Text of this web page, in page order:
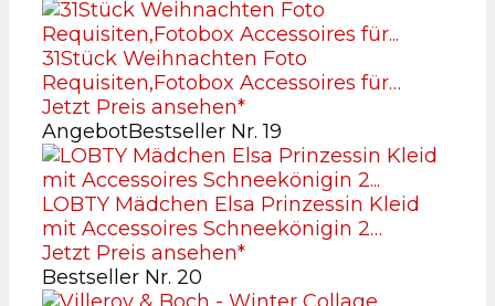
31Stück Weihnachten Foto
Requisiten,Fotobox Accessoires für…
Jetzt Preis ansehen*
AngebotBestseller Nr. 19
LOBTY Mädchen Elsa Prinzessin Kleid
mit Accessoires Schneekönigin 2…
Jetzt Preis ansehen*
Bestseller Nr. 20